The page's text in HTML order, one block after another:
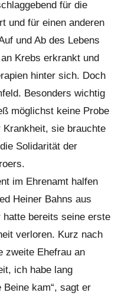
für die
und für einen anderen
und Ab des Lebens
Krebs erkrankt und
hinter sich. Doch
Besonders wichtig
möglichst keine Probe
sie brauchte
Solidarität der
im Ehrenamt halfen
Heiner Bahns aus
bereits seine erste
verloren. Kurz nach
zweite Ehefrau an
ich habe lang
kam“, sagt er